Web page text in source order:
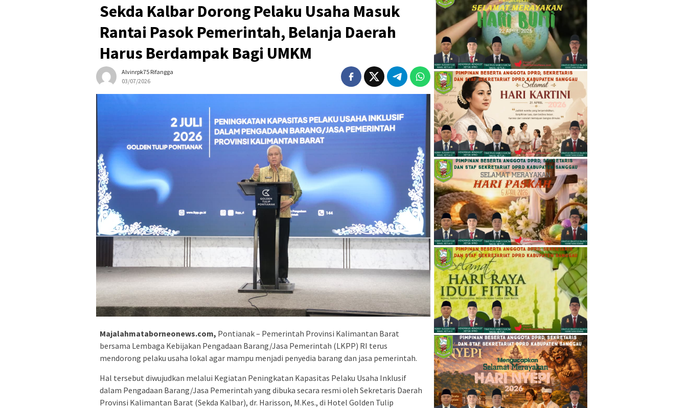
Sekda Kalbar Dorong Pelaku Usaha Masuk
Rantai Pasok Pemerintah, Belanja Daerah
Harus Berdampak Bagi UMKM
Alvinrpk75 Rifangga
03/07/2026
Majalahmataborneonews.com, Pontianak – Pemerintah Provinsi Kalimantan Barat
bersama Lembaga Kebijakan Pengadaan Barang/Jasa Pemerintah (LKPP) RI terus
mendorong pelaku usaha lokal agar mampu menjadi penyedia barang dan jasa pemerintah.
Hal tersebut diwujudkan melalui Kegiatan Peningkatan Kapasitas Pelaku Usaha Inklusif
dalam Pengadaan Barang/Jasa Pemerintah yang dibuka secara resmi oleh Sekretaris Daerah
Provinsi Kalimantan Barat (Sekda Kalbar), dr. Harisson, M.Kes., di Hotel Golden Tulip